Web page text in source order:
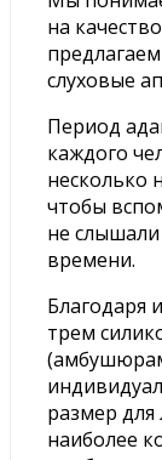
на
слуховые
Период
каждого
несколько
чтобы
не
времени.
Благодаря
трем
размер для
наиболее